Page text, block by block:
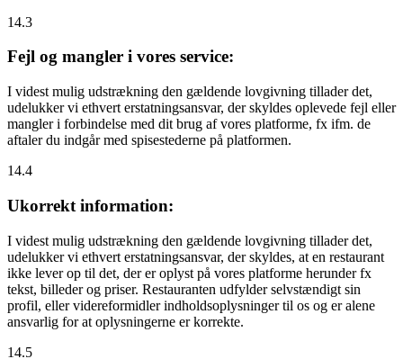
14.3
Fejl og mangler i vores service:
I videst mulig udstrækning den gældende lovgivning tillader det,
udelukker vi ethvert erstatningsansvar, der skyldes oplevede fejl eller
mangler i forbindelse med dit brug af vores platforme, fx ifm. de
aftaler du indgår med spisestederne på platformen.
14.4
Ukorrekt information:
I videst mulig udstrækning den gældende lovgivning tillader det,
udelukker vi ethvert erstatningsansvar, der skyldes, at en restaurant
ikke lever op til det, der er oplyst på vores platforme herunder fx
tekst, billeder og priser. Restauranten udfylder selvstændigt sin
profil, eller videreformidler indholdsoplysninger til os og er alene
ansvarlig for at oplysningerne er korrekte.
14.5